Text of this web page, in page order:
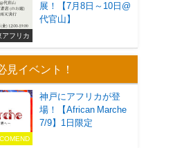
アフリカ
展！【7月8日～10日@
代官山】
見イベント！
神戸にアフリカが登
場！【African Marche
7/9】1日限定